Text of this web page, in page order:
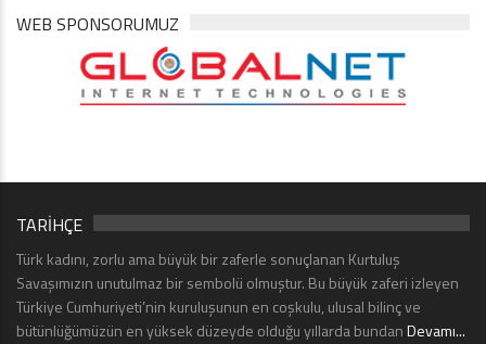
WEB SPONSORUMUZ
TARİHÇE
Türk kadını, zorlu ama büyük bir zaferle sonuçlanan Kurtuluş
Savaşımızın unutulmaz bir sembolü olmuştur. Bu büyük zaferi izleyen
Türkiye Cumhuriyeti’nin kuruluşunun en coşkulu, ulusal bilinç ve
bütünlüğümüzün en yüksek düzeyde olduğu yıllarda bundanDevamı...